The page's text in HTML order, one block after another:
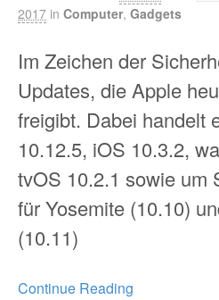
2017 in Computer, Gadgets
Im Zeichen der
Updates, die Apple
freigibt. Dabei handelt
10.12.5, iOS 10.3.2,
tvOS 10.2.1 sowie um
für Yosemite (10.10)
(10.11)
Continue Reading